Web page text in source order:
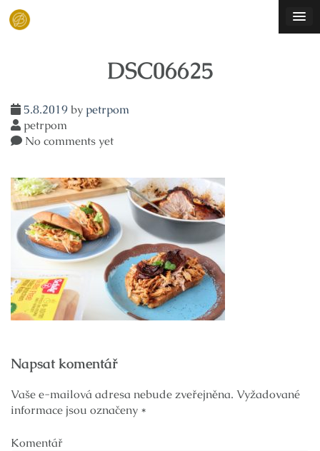
Skip
DSC06625
5.8.2019by petrpom
petrpom
No comments yet
pro
příspěvek
Napsat komentář
Vaše e-mailová adresa nebude zveřejněna. Vyžadované
informace jsou označeny *
Komentář